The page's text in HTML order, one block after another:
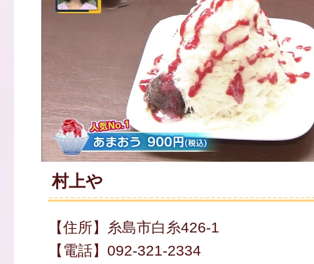
村上や
【住所】糸島市白糸426-1
【電話】092-321-2334